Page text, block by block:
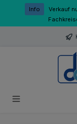
Zum Hauptinhalt
Info
Verkauf